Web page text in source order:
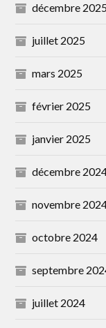
décembre
juillet 2025
mars 2025
février 2025
janvier 2025
décembre
novembre
octobre 2024
septembre
juillet 2024